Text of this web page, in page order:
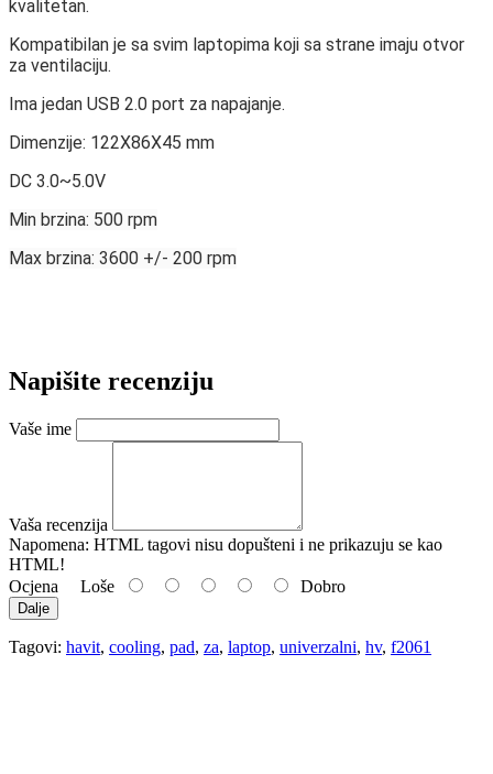
kvalitetan.
Kompatibilan je sa svim laptopima koji sa strane imaju otvor
za ventilaciju.
Ima jedan USB 2.0 port za napajanje.
Dimenzije: 122X86X45 mm
DC 3.0~5.0V
Min brzina: 500 rpm
Max brzina: 3600 +/- 200 rpm
Napišite recenziju
Vaše ime
Vaša recenzija
Napomena: HTML tagovi nisu dopušteni i ne prikazuju se kao
HTML!
Ocjena Loše Dobro
Dalje
Tagovi: havit, cooling, pad, za, laptop, univerzalni, hv, f2061